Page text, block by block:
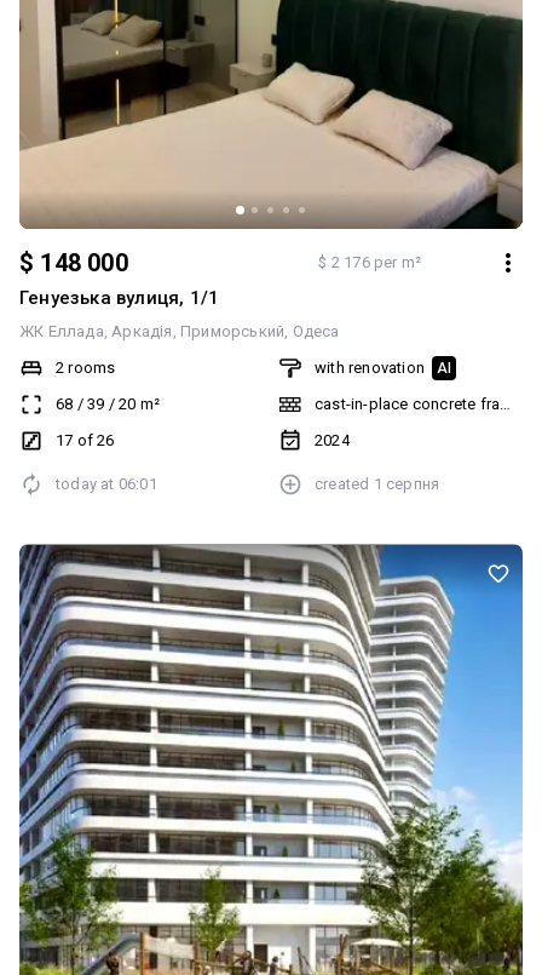
$ 148 000 $ 2 176 per m²
Генуезька вулиця, 1/1
ЖК Еллада Аркадія Приморський Одеса
2 rooms
68 / 39 / 20 m²
17 of 26
with renovation AI
cast-in-place concrete frame
2024
today at 06:01 created 1 серпня